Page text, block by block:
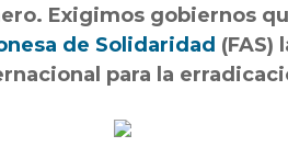
Exigimos gobiernos
de Solidaridad (FAS)
para la